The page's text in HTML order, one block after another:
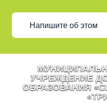
Напишите об этом
УЧРЕЖДЕНИЕ
ОБРАЗОВАНИЯ